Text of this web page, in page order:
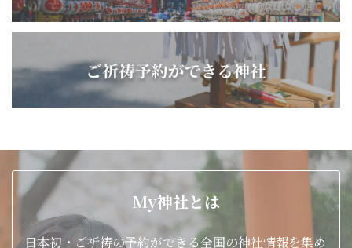
My神社とは
日本初・ご祈祷の予約ができる全国の神社情報を集め